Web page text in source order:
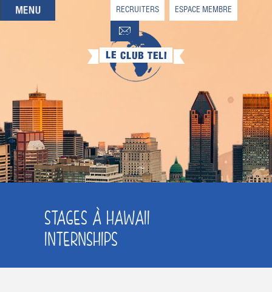
QUI SOMMES-NOUS
QUE CHERCHEZ-VOUS ?
NOS OFFRES PARTENAIRES
DEVENIR MEMBRE
RECRUITERS ESPACE MEMBRE
STAGES À HAWAII
INTERNSHIPS